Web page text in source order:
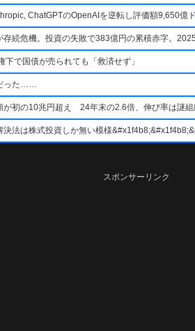
ChatGPTのOpenAIを逆転し評価額9,650
続危機。投資の失敗で383億円の累積赤字。
下で国債が売られても「救済せず」
った……
が初の10兆円超え 24年末の2.6倍、伸び率は謎組
決法は株式投資しか無い模様
スポンサーリンク